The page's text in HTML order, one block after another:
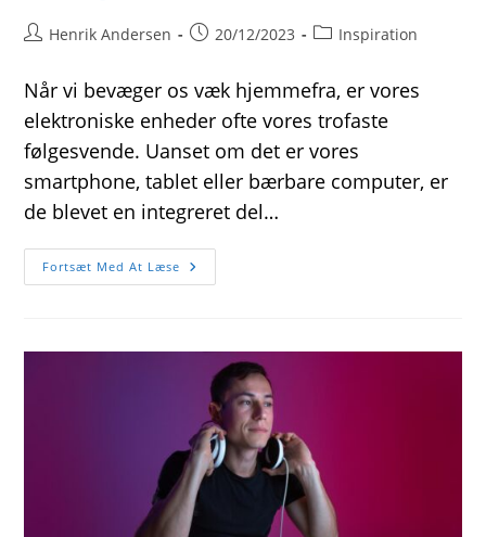
PostHenrik Andersen
Post20/12/2023
PostInspiration
Når vi bevæger os væk hjemmefra, er vores
elektroniske enheder ofte vores trofaste
følgesvende. Uanset om det er vores
smartphone, tablet eller bærbare computer, er
de blevet en integreret del…
Fortsæt Med At Læse Sørg
Alt
God
Powerbank
Med
Når
Du
Er
Væk
Hjemmefra